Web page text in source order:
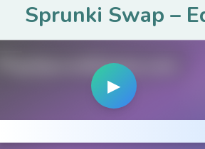
Sprunki Swap –
PlaySprunkiGame.com
▶